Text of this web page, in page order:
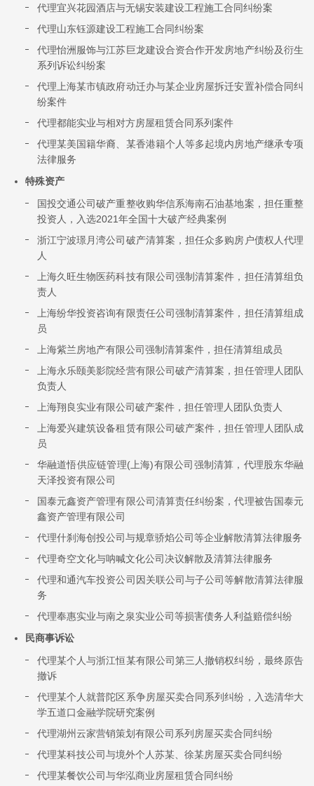
代理宜兴花园酒店与无锡安装建设工程施工合同纠纷案
代理山东钰源建设工程施工合同纠纷案
代理怡洲服饰与江苏巨龙建设合资合作开发房地产纠纷及衍生
系列诉讼纠纷案
代理上海某市镇政府动迁办与某企业房屋拆迁安置补偿合同纠
纷案件
代理都能实业与相对方房屋租赁合同系列案件
代理某美国籍华裔、某香港籍个人等多起境内房地产继承专项
法律服务
特殊资产
国投交通公司破产重整收购华信系海南石油基地案，担任重整
投资人，入选2021年全国十大破产经典案例
浙江宁波璟月湾公司破产清算案，担任众多购房户债权人代理
人
上海久旺生物医药科技有限公司强制清算案件，担任清算组负
责人
上海纷华投资咨询有限责任公司强制清算案件，担任清算组成
员
上海紫兰房地产有限公司强制清算案件，担任清算组成员
上海永乐颐美影院经营有限公司破产清算案，担任管理人团队
负责人
上海翔良实业有限公司破产案件，担任管理人团队负责人
上海爱兴建筑设备租赁有限公司破产案件，担任管理人团队成
员
华融道悟供应链管理(上海)有限公司强制清算，代理股东华融
天泽投资有限公司
国泰元鑫资产管理有限公司清算责任纠纷案，代理被告国泰元
鑫资产管理有限公司
代理什刹海创投公司与规章骄焰公司等企业解散清算法律服务
代理奇空文化与呐喊文化公司决议解散及清算法律服务
代理和通汽车投资公司因关联公司与子公司等解散清算法律服
务
代理奉惠实业与南之泉实业公司等损害债务人利益赔偿纠纷
民商事诉讼
代理某个人与浙江恒某有限公司第三人撤销权纠纷，最终原告
撤诉
代理某个人就普陀区系争房屋买卖合同系列纠纷，入选清华大
学五道口金融学院研究案例
代理湖州云家营销策划有限公司系列房屋买卖合同纠纷
代理某科技公司与境外个人苏某、徐某房屋买卖合同纠纷
代理某餐饮公司与华泓商业房屋租赁合同纠纷